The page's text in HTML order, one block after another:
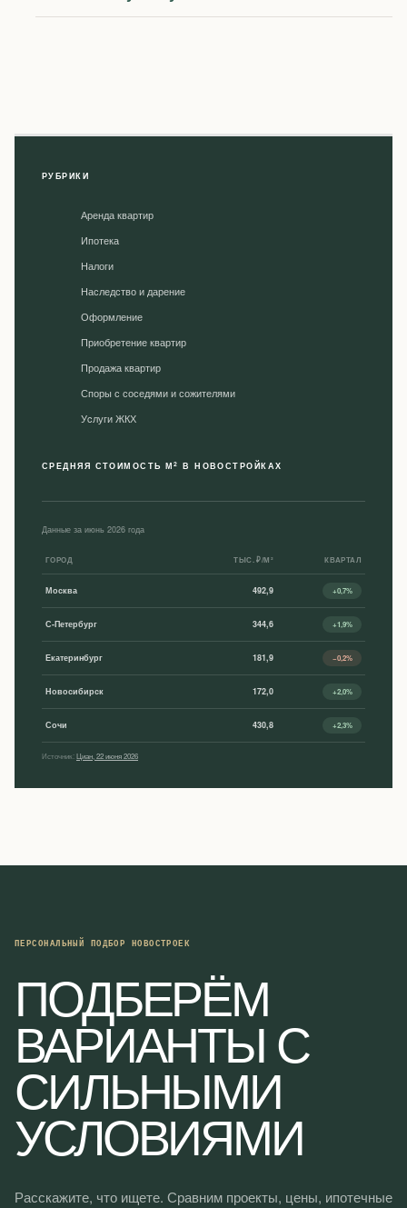
РУБРИКИ
Аренда квартир
Ипотека
Налоги
Наследство и дарение
Оформление
Приобретение квартир
Продажа квартир
Споры с соседями и сожителями
Уcлуги ЖКХ
СРЕДНЯЯ СТОИМОСТЬ М2 В НОВОСТРОЙКАХ
Данные за июнь 2026 года
ГОРОД ТЫС. ₽/М² КВАРТАЛ
Москва 492,9 +0,7%
С-Петербург 344,6 +1,9%
Екатеринбург 181,9 −0,2%
Новосибирск 172,0 +2,0%
Сочи 430,8 +2,3%
Источник:Циан, 22 июня 2026
ПЕРСОНАЛЬНЫЙ ПОДБОР НОВОСТРОЕК
ПОДБЕРЁМ
ВАРИАНТЫ С
СИЛЬНЫМИ
УСЛОВИЯМИ
Расскажите, что ищете. Сравним проекты, цены, ипотечные